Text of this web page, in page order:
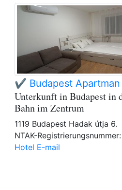
✔️ Budapest
Unterkunft in Budapest in
Bahn im Zentrum
1119 Budapest Hadak útja 6.
NTAK-
Hotel E-mail